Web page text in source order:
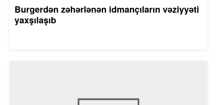
Burgerdən zəhərlənən idmançıların vəziyyəti
yaxşılaşıb